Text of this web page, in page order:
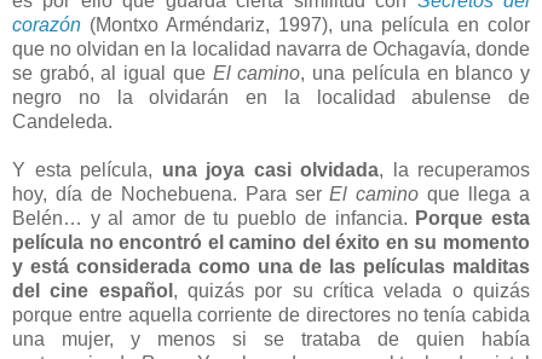
corazón (Montxo Arméndariz, 1997), una película en color
que no olvidan en la localidad navarra de Ochagavía, donde
se grabó, al igual que El camino, una película en blanco y
negro no la olvidarán en la localidad abulense de
Candeleda.
Y esta película, una joya casi olvidada, la recuperamos
hoy, día de Nochebuena. Para serEl camino que llega a
Belén… y al amor de tu pueblo de infancia. Porque esta
película no encontró el camino del éxito en su momento
y está considerada como una de las películas malditas
del cine español , quizás por su crítica velada o quizás
porque entre aquella corriente de directores no tenía cabida
una mujer, y menos si se trataba de quien había